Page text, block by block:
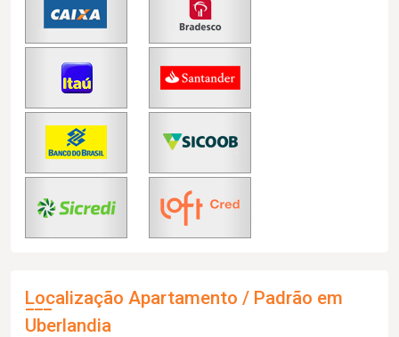
Localização Apartamento / Padrão em
Uberlandia